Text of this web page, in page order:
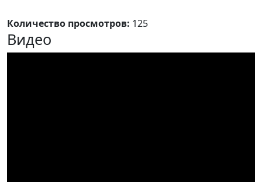
Количество просмотров: 125
Видео